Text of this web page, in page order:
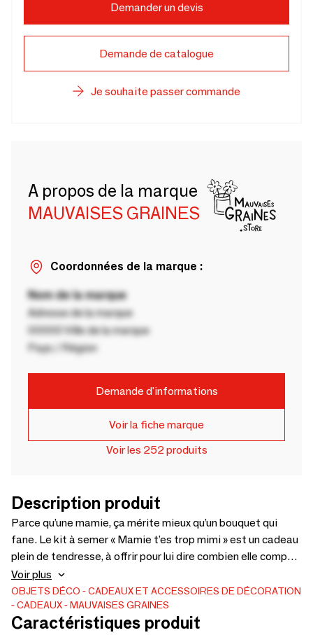
Demander un devis
Demande de catalogue
Je souhaite passer commande
A propos de la marque
MAUVAISES GRAINES
Coordonnées de la marque :
Nom de la marque
Adresse de la marque
00000 Ville de la marque
Pays / Région
Demande d'informations
Voir la fiche marque
Voir les 252 produits
Description produit
Parce qu’une mamie, ça mérite mieux qu’un bouquet qui
fane. Le kit à semer « Mamie t’es trop mimi » est un cadeau
plein de tendresse, à offrir pour lui dire combien elle compte.
À l’intérieur, tout le nécessaire pour faire pousser de jolies
fleurs, facilement et sans prise de tête. Un message doux,
un geste qui dure et le plaisir de voir pousser quelque chose
pensé spécialement pour elle. Fabriqué en France, éco-
Voir plus
OBJETS DÉCO
CADEAUX ET ACCESSOIRES DE DÉCORATION
CADEAUX
MAUVAISES GRAINES
Caractéristiques produit